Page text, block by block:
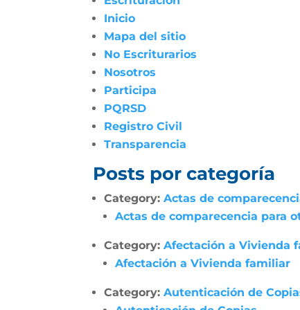
Inicio
Mapa del sitio
No Escriturarios
Nosotros
Participa
PQRSD
Registro Civil
Transparencia
Posts por categoría
Category:Actas de
Actas de comparecencia para
Category:Afectación a Vivienda
Afectación a Vivienda familiar
Category:Autenticación de